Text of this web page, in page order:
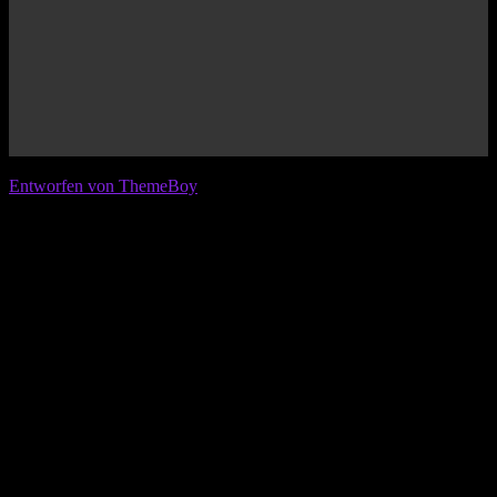
Entworfen von ThemeBoy